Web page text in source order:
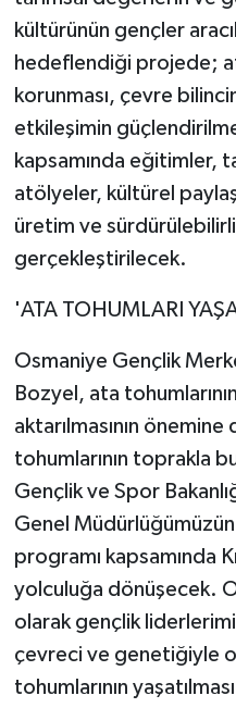
kültürünün gençler
hedeflendiği projede;
korunması, çevre
etkileşimin
kapsamında eğitimler,
atölyeler, kültürel
üretim ve
gerçekleştirilecek.
'ATA TOHUMLARI
Osmaniye Gençlik
Bozyel, ata
aktarılmasının
tohumlarının toprakla
Gençlik ve Spor
Genel
programı kapsamında
yolculuğa dönüşecek.
olarak gençlik
çevreci ve genetiğiyle
tohumlarının